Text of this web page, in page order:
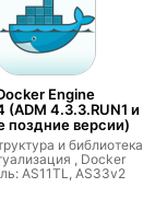
Engine
(ADM 4.3.3.RUN1 и
поздние версии)
и библиотека
, Docker
AS11TL, AS33v2